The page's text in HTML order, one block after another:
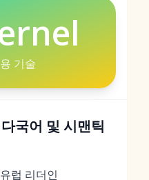
기술
국어 및 시맨틱
럽 리더인